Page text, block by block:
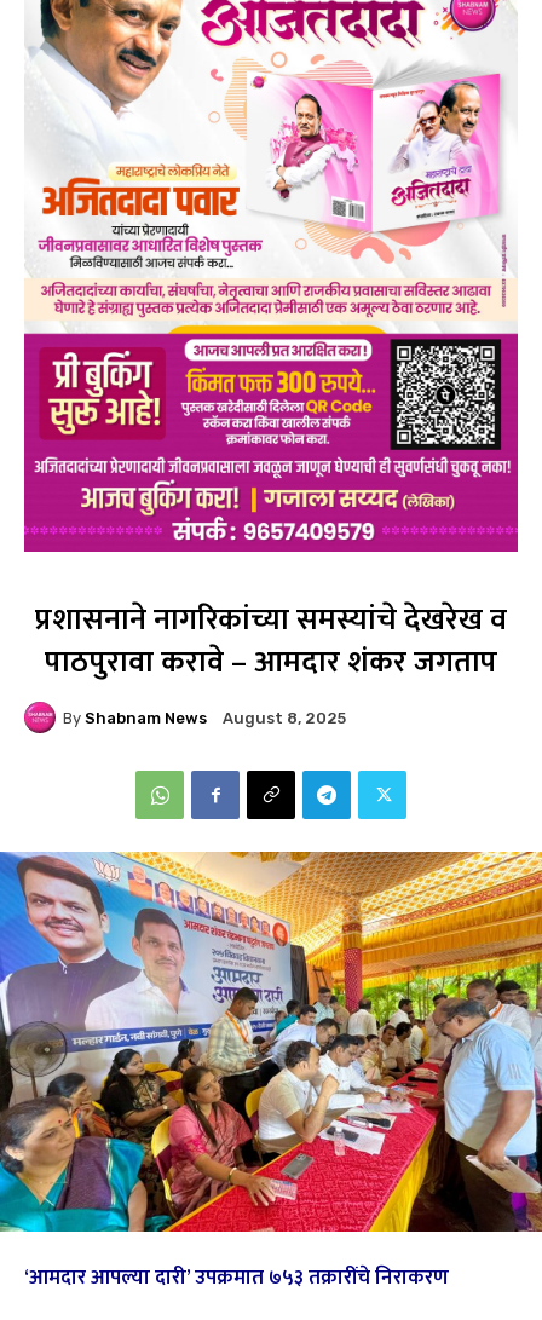
प्रशासनाने नागरिकांच्या समस्यांचे देखरेख व
पाठपुरावा करावे – आमदार शंकर जगताप
By Shabnam News August 8, 2025
‘आमदार आपल्या दारी’ उपक्रमात ७५३ तक्रारींचे निराकरण